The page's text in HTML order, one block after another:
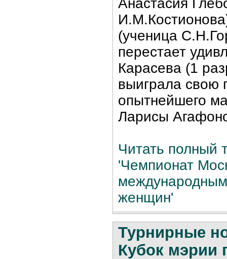
Анастасия
(ученица
перестает
Карасева (1
выиграла свою
опытнейшего
Ларисы
Читать полный
'Чемпионат
женщин'
Турнирные
Кубок мэрии